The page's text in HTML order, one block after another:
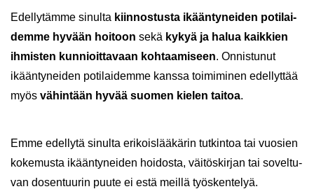
Edel­ly­täm­me si­nul­ta kiin­nos­tus­ta ikään­ty­nei­den po­ti­lai­
dem­me hy­vään hoi­toon sekä kykyä ja halua kaik­kien
ih­mis­ten kun­nioit­ta­vaan koh­taa­mi­seen. On­nis­tu­nut
ikään­ty­nei­den po­ti­lai­dem­me kans­sa toi­mi­mi­nen edel­lyt­tää
myös vä­hin­tään hyvää suo­men kie­len tai­toa.
Emme edel­ly­tä si­nul­ta eri­kois­lää­kä­rin tut­kin­toa tai vuo­sien
ko­ke­mus­ta ikään­ty­nei­den hoi­dos­ta, väi­tös­kir­jan tai so­vel­tu­
van do­sen­tuu­rin puute ei estä meil­lä työs­ken­te­lyä.